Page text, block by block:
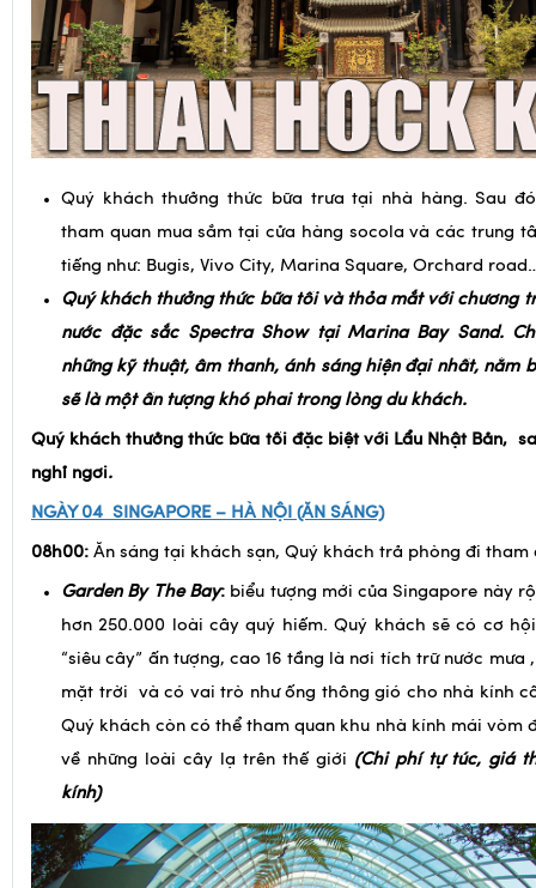
Quý khách thưởng thức bữa trưa tại nhà hàng. Sau
tiếng như: Bugis, Vivo City, Marina Square, Orchard
Quý khách thưởng thức bữa tối và thỏa mắt với chương
nước đặc sắc Spectra Show tại Marina Bay Sand.
những kỹ thuật, âm thanh, ánh sáng hiện đại nhất, nằm
sẽ là một ấn tượng khó phai trong lòng du khách.
Quý khách thưởng thức bữa tối đặc biệt với Lẩu Nhật Bản,
nghỉ ngơi.
NGÀY 04SINGAPORE – HÀ NỘI (ĂN SÁNG)
08h00:
biểu tượng mới của Singapore này
hơn 250.000 loài cây quý hiếm. Quý khách sẽ có cơ
“siêu cây” ấn tượng, cao 16 tầng là nơi tích trữ nước mưa
mặt trời và có vai trò như ống thông gió cho nhà kính
Quý khách còn có thể tham quan khu nhà kính mái vòm
về những loài cây lạ trên thế giới(C hi phí tự túc, giá
kính)